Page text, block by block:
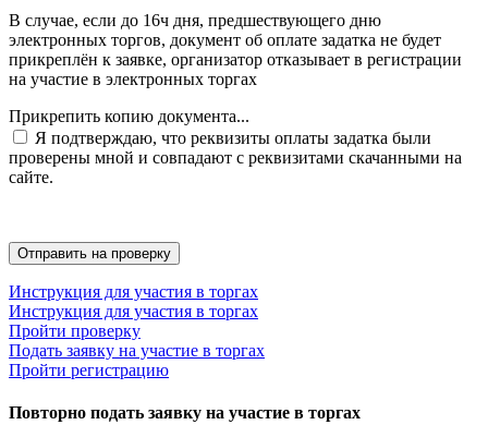
В случае, если до 16ч дня, предшествующего дню
электронных торгов, документ об оплате задатка не будет
прикреплён к заявке, организатор отказывает в регистрации
на участие в электронных торгах
Прикрепить копию документа...
Я подтверждаю, что реквизиты оплаты задатка были
проверены мной и совпадают с реквизитами скачанными на
сайте.
Инструкция для участия в торгах
Инструкция для участия в торгах
Пройти проверку
Подать заявку на участие в торгах
Пройти регистрацию
Повторно подать заявку на участие в торгах